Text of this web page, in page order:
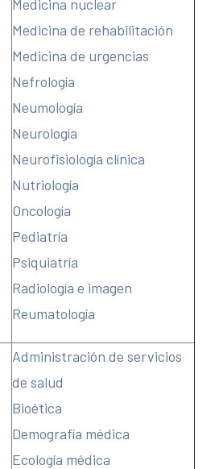
Medicina nuclear
Medicina de rehabilitación
Medicina de urgencias
Nefrología
Neumología
Neurología
Neurofisiología clínica
Nutriología
Oncología
Pediatría
Psiquiatría
Radiología e imagen
Reumatología
Administración de servicios
de salud
Bioética
Demografía médica
Ecología médica